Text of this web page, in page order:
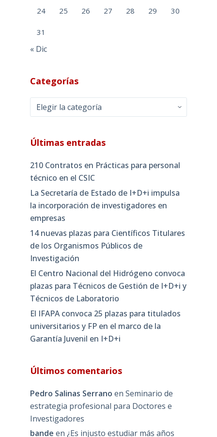
24 25 26 27 28 29 30
31
« Dic
Categorías
Categorías
Últimas entradas
210 Contratos en Prácticas para personal
técnico en el CSIC
La Secretaría de Estado de I+D+i impulsa
la incorporación de investigadores en
empresas
14 nuevas plazas para Científicos Titulares
de los Organismos Públicos de
Investigación
El Centro Nacional del Hidrógeno convoca
plazas para Técnicos de Gestión de I+D+i y
Técnicos de Laboratorio
El IFAPA convoca 25 plazas para titulados
universitarios y FP en el marco de la
Garantía Juvenil en I+D+i
Últimos comentarios
Pedro Salinas Serrano en Seminario de
estrategia profesional para Doctores e
Investigadores
bande en ¿Es injusto estudiar más años